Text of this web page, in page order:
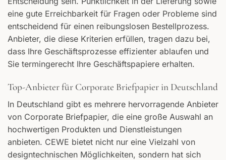
eine gute Erreichbarkeit für Fragen oder Probleme sind
entscheidend für einen reibungslosen Bestellprozess.
Anbieter, die diese Kriterien erfüllen, tragen dazu bei,
dass Ihre Geschäftsprozesse effizienter ablaufen und
Sie termingerecht Ihre Geschäftspapiere erhalten.
Top-Anbieter für Corporate Briefpapier in Deutschland
In Deutschland gibt es mehrere hervorragende Anbieter
von Corporate Briefpapier, die eine große Auswahl an
hochwertigen Produkten und Dienstleistungen
anbieten. CEWE bietet nicht nur eine Vielzahl von
designtechnischen Möglichkeiten, sondern hat sich